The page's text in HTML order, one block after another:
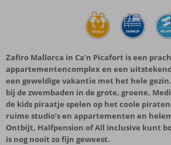
Zafiro Mallorca in Ca'n Picafort is een
appartementencomplex en een
een geweldige vakantie met het hele
bij de zwembaden in de grote, groene,
de kids piraatje spelen op het coole
ruime studio’s en appartementen en
Ontbijt, Halfpension of All Inclusive kunt
is nog nooit zo fijn geweest.